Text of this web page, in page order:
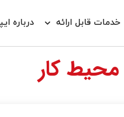
خدمات قابل ارائه درباره
کار